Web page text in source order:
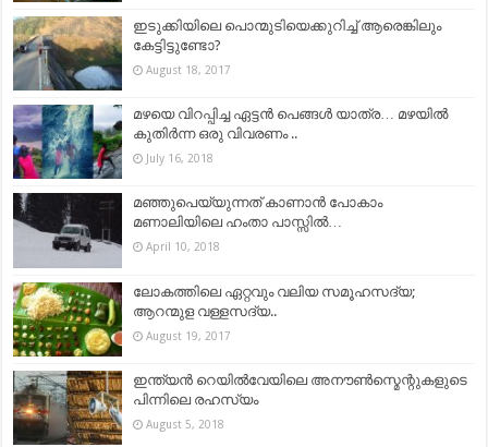
ഇടുക്കിയിലെ പൊന്മുടിയെക്കുറിച്ച് ആരെങ്കിലും
കേട്ടിട്ടുണ്ടോ?
August 18, 2017
മഴയെ വിറപ്പിച്ച ഏട്ടൻ പെങ്ങൾ യാത്ര… മഴയിൽ
കുതിർന്ന ഒരു വിവരണം ..
July 16, 2018
മഞ്ഞുപെയ്യുന്നത് കാണാൻ പോകാം
മണാലിയിലെ ഹംതാ പാസ്സിൽ…
April 10, 2018
ലോകത്തിലെ ഏറ്റവും വലിയ സമൂഹസദ്യ;
ആറന്മുള വള്ളസദ്യ..
August 19, 2017
ഇന്ത്യൻ റെയിൽവേയിലെ അനൗൺസ്മെന്റുകളുടെ
പിന്നിലെ രഹസ്യം
August 5, 2018